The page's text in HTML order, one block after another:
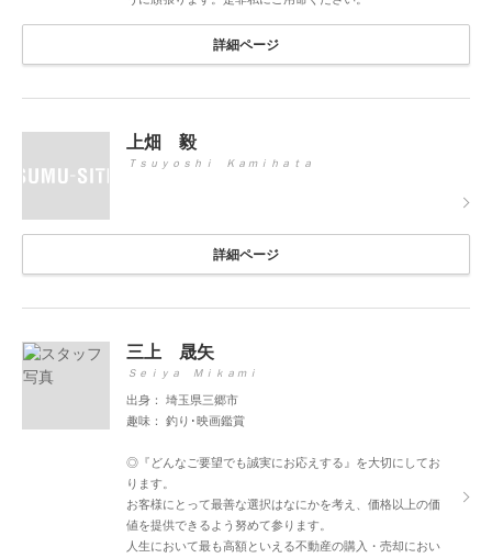
詳細ページ
上畑 毅
Ｔｓｕｙｏｓｈｉ Ｋａｍｉｈａｔａ
詳細ページ
三上 晟矢
Ｓｅｉｙａ Ｍｉｋａｍｉ
出身： 埼玉県三郷市
趣味： 釣り･映画鑑賞
◎『どんなご要望でも誠実にお応えする』を大切にしてお
ります。
お客様にとって最善な選択はなにかを考え、価格以上の価
値を提供できるよう努めて参ります。
人生において最も高額といえる不動産の購入・売却におい